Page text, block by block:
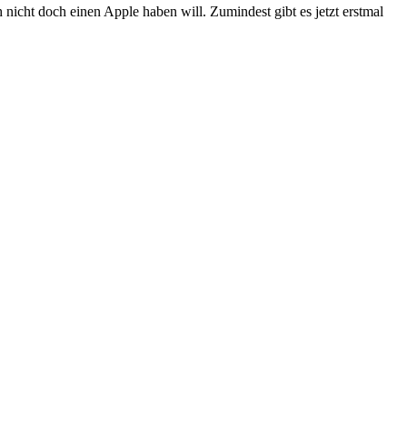
doch einen Apple haben will. Zumindest gibt es jetzt erstmal